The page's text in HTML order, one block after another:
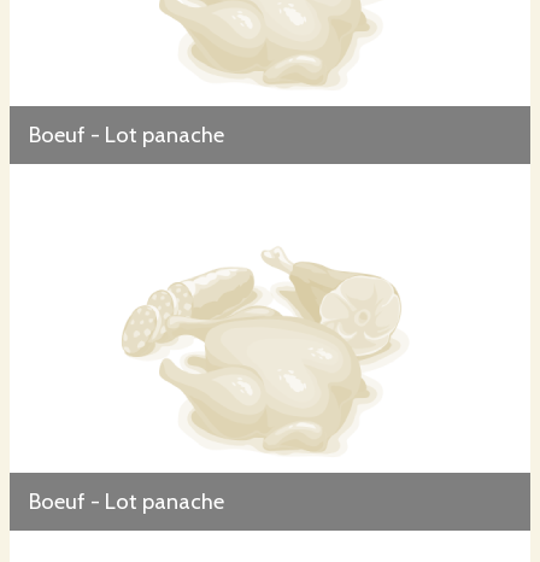
Boeuf - Lot panache
Boeuf - Lot panache